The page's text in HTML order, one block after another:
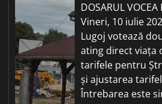
DOSARUL VOCEA
Vineri, 10 iulie
Lugoj votează
ating direct viața
tarifele pentru
și ajustarea
Întrebarea este